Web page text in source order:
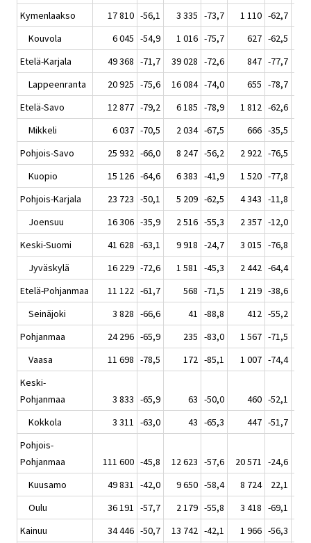
Kymenlaakso
17 810 -56,1 3 335 -73,7 1 110 -62,7
Kouvola
6 045 -54,9 1 016 -75,7 627 -62,5
Etelä-Karjala
49 368 -71,7 39 028 -72,6 847 -77,7
Lappeenranta
20 925 -75,6 16 084 -74,0 655 -78,7
Etelä-Savo
12 877 -79,2 6 185 -78,9 1 812 -62,6
Mikkeli
6 037 -70,5 2 034 -67,5 666 -35,5
Pohjois-Savo
25 932 -66,0 8 247 -56,2 2 922 -76,5
Kuopio
15 126 -64,6 6 383 -41,9 1 520 -77,8
Pohjois-Karjala
23 723 -50,1 5 209 -62,5 4 343 -11,8
Joensuu
16 306 -35,9 2 516 -55,3 2 357 -12,0
Keski-Suomi
41 628 -63,1 9 918 -24,7 3 015 -76,8
Jyväskylä
16 229 -72,6 1 581 -45,3 2 442 -64,4
Etelä-Pohjanmaa
11 122 -61,7 568 -71,5 1 219 -38,6
Seinäjoki
3 828 -66,6 41 -88,8 412 -55,2
Pohjanmaa
24 296 -65,9 235 -83,0 1 567 -71,5
Vaasa
11 698 -78,5 172 -85,1 1 007 -74,4
Keski-
Pohjanmaa
3 833 -65,9 63 -50,0 460 -52,1
Kokkola
3 311 -63,0 43 -65,3 447 -51,7
Pohjois-
Pohjanmaa
111 600 -45,8 12 623 -57,6 20 571 -24,6
Kuusamo
49 831 -42,0 9 650 -58,4 8 724
22,1
Oulu
36 191 -57,7 2 179 -55,8 3 418 -69,1
Kainuu
34 446 -50,7 13 742 -42,1 1 966 -56,3